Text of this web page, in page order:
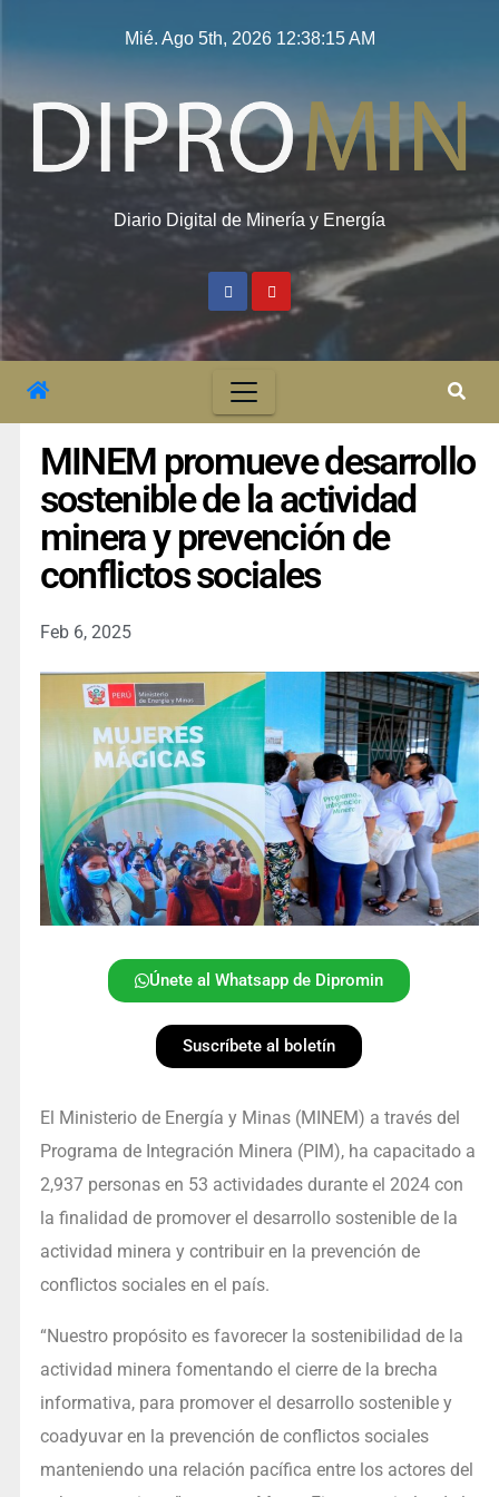
Mié. Ago 5th, 2026 12:38:16 AM
Diario Digital de Minería y Energía
MINEM promueve desarrollo
sostenible de la actividad
minera y prevención de
conflictos sociales
Feb 6, 2025
Únete al Whatsapp de Dipromin
Suscríbete al boletín
El Ministerio de Energía y Minas (MINEM) a través del
Programa de Integración Minera (PIM), ha capacitado a
2,937 personas en 53 actividades durante el 2024 con
la finalidad de promover el desarrollo sostenible de la
actividad minera y contribuir en la prevención de
conflictos sociales en el país.
“Nuestro propósito es favorecer la sostenibilidad de la
actividad minera fomentando el cierre de la brecha
informativa, para promover el desarrollo sostenible y
coadyuvar en la prevención de conflictos sociales
manteniendo una relación pacífica entre los actores del